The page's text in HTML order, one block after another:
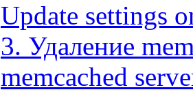
Update settings
3. Удаление
memcached